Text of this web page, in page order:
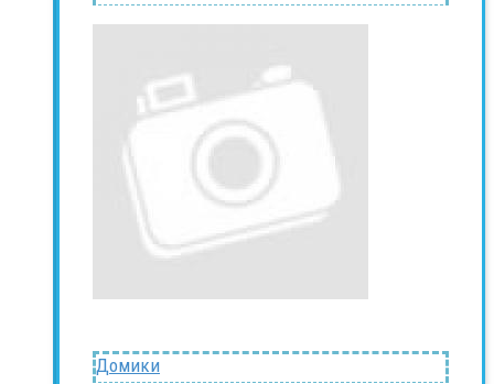
Домики